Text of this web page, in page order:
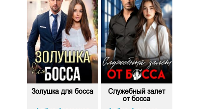
Золушка для босса
Служебный залет
от босса